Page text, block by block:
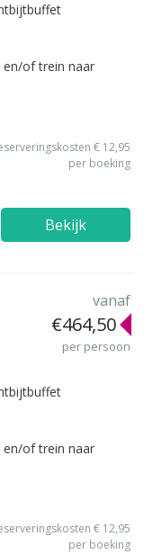
en/of trein naar
€ 12,95
per boeking
Bekijk
vanaf
€464,50
per persoon
en/of trein naar
€ 12,95
per boeking